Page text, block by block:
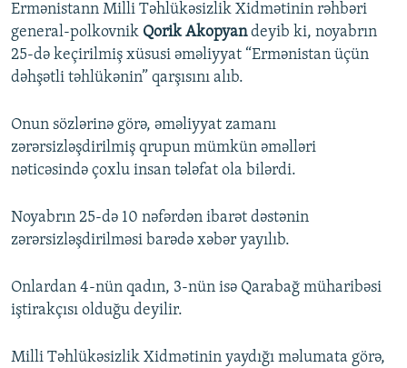
Ermənistann Milli Təhlükəsizlik Xidmətinin rəhbəri
general-polkovnik Qorik Akopyandeyib ki, noyabrın
25-də keçirilmiş xüsusi əməliyyat “Ermənistan üçün
dəhşətli təhlükənin” qarşısını alıb.
Onun sözlərinə görə, əməliyyat zamanı
zərərsizləşdirilmiş qrupun mümkün əməlləri
nəticəsində çoxlu insan tələfat ola bilərdi.
Noyabrın 25-də 10 nəfərdən ibarət dəstənin
zərərsizləşdirilməsi barədə xəbər yayılıb.
Onlardan 4-nün qadın, 3-nün isə Qarabağ müharibəsi
iştirakçısı olduğu deyilir.
Milli Təhlükəsizlik Xidmətinin yaydığı məlumata görə,